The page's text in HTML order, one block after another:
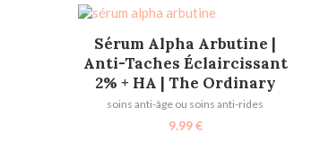
AJOUTER AU PANIER
Sérum Alpha Arbutine |
Anti-Taches Éclaircissant
2% + HA | The Ordinary
soins anti-âge ou soins anti-rides
9.99€